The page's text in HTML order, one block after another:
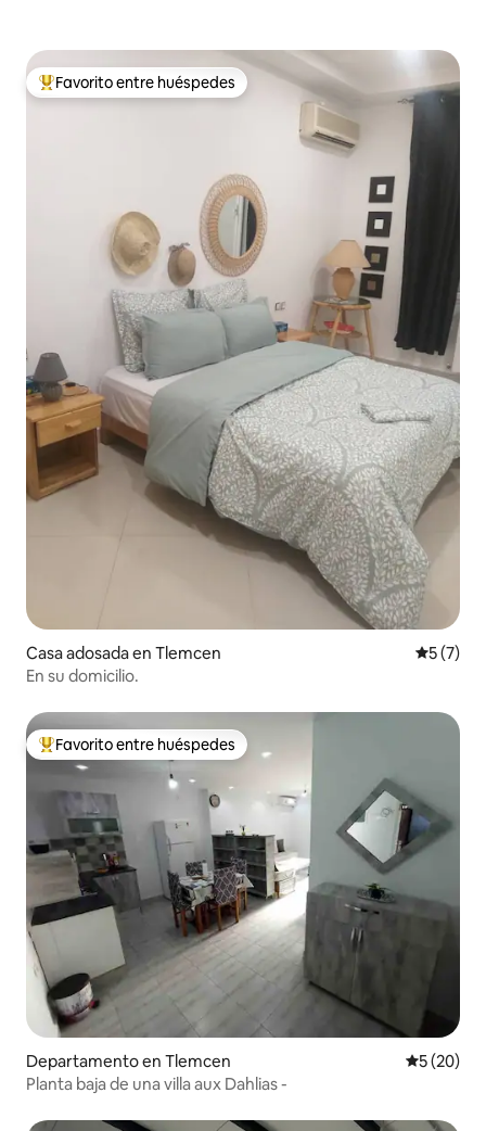
De los mejores en Favorito entre huéspedes
Favorito entre huéspedes
Casa adosada en Tlemcen
5 (7)
En su domicilio.
De los mejores en Favorito entre huéspedes
Favorito entre huéspedes
Departamento en Tlemcen
5 (20)
Planta baja de una villa aux Dahlias -